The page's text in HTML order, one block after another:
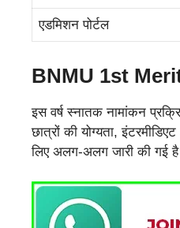
एडमिशन पोर्टल
BNMU 1st
इस वर्ष स्नातक नामांकन
छात्रों की योग्यता,
लिए अलग-अलग जारी की गई